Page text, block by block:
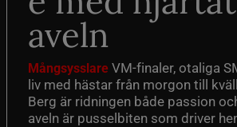
aveln
Mångsysslare VM-finaler, otaliga
liv med hästar från morgon till
Berg är ridningen både passion
aveln är pusselbiten som driver